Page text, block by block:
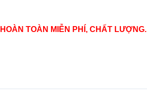
HOÀN TOÀN MIỄN PHÍ, CHẤT LƯỢNG.